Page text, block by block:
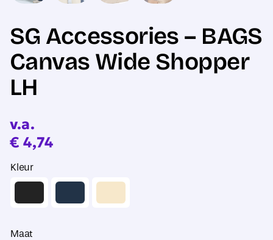
SG Accessories – BAGS
Canvas Wide Shopper
LH
v.a.
€ 4,74
Kleur
Maat